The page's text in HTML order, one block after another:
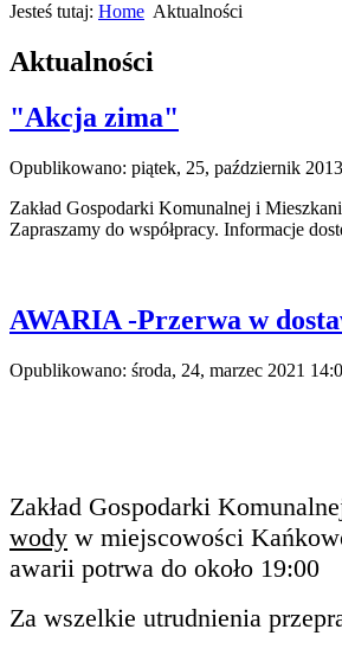
Jesteś tutaj: Home Aktualności
Aktualności
"Akcja zima"
Opublikowano: piątek, 25, październik
Zakład Gospodarki Komunalnej i
Zapraszamy do współpracy. Informacje
AWARIA -Przerwa w
Opublikowano: środa, 24, marzec 2021
Zakład Gospodarki
wody w miejscowości
awarii potrwa do około 19:00
Za wszelkie utrudnienia